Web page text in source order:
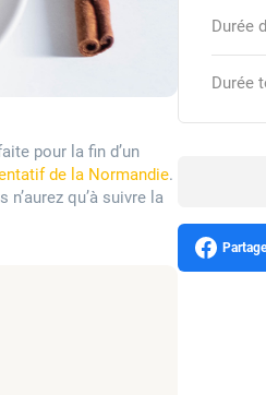
pour la fin d’un
de la Normandie.
qu’à suivre la
Durée
Durée